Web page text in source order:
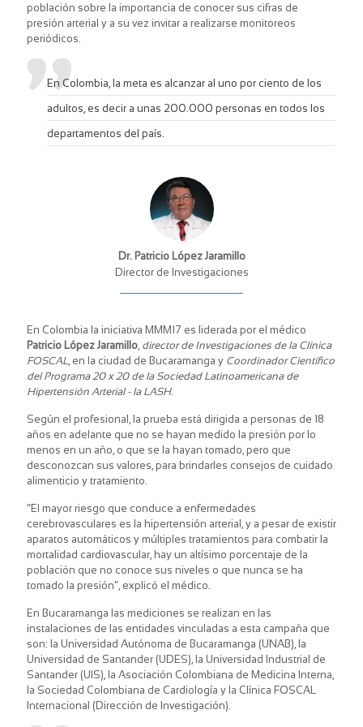
población sobre la importancia de conocer sus cifras de
presión arterial y a su vez invitar a realizarse monitoreos
periódicos.
En Colombia, la meta es alcanzar al uno por ciento de los
adultos, es decir a unas 200.000 personas en todos los
departamentos del país.
Dr. Patricio López Jaramillo
Director de Investigaciones
En Colombia la iniciativa MMM17 es liderada por el médico
Patricio López Jaramillo, director de Investigaciones de la Clínica
FOSCAL, en la ciudad de Bucaramanga y Coordinador Científico
del Programa 20 x 20 de la Sociedad Latinoamericana de
Hipertensión Arterial - la LASH.
Según el profesional, la prueba está dirigida a personas de 18
años en adelante que no se hayan medido la presión por lo
menos en un año, o que se la hayan tomado, pero que
desconozcan sus valores, para brindarles consejos de cuidado
alimenticio y tratamiento.
“El mayor riesgo que conduce a enfermedades
cerebrovasculares es la hipertensión arterial, y a pesar de existir
aparatos automáticos y múltiples tratamientos para combatir la
mortalidad cardiovascular, hay un altísimo porcentaje de la
población que no conoce sus niveles o que nunca se ha
tomado la presión”, explicó el médico.
En Bucaramanga las mediciones se realizan en las
instalaciones de las entidades vinculadas a esta campaña que
son: la Universidad Autónoma de Bucaramanga (UNAB), la
Universidad de Santander (UDES), la Universidad Industrial de
Santander (UIS), la Asociación Colombiana de Medicina Interna,
la Sociedad Colombiana de Cardiología y la Clínica FOSCAL
Internacional (Dirección de Investigación).